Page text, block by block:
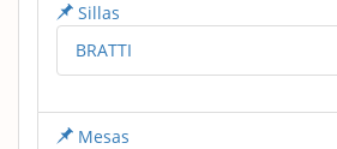
Sillas
BRATTI
Mesas